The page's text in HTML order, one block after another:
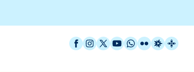
Facebook
Instagram
X / Twitter
YouTube
WhatsApp
FlickrRadio